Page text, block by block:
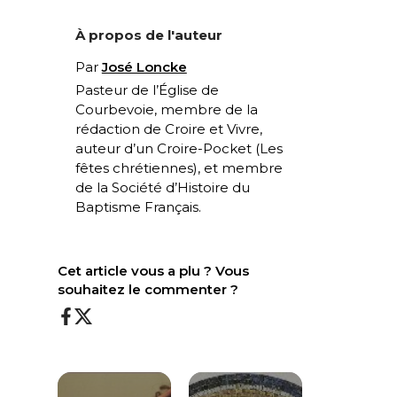
À propos de l'auteur
ParJosé Loncke
Pasteur de l’Église de
Courbevoie, membre de la
rédaction de Croire et Vivre,
auteur d’un Croire-Pocket (Les
fêtes chrétiennes), et membre
de la Société d’Histoire du
Baptisme Français.
Cet article vous a plu ? Vous
souhaitez le commenter ?